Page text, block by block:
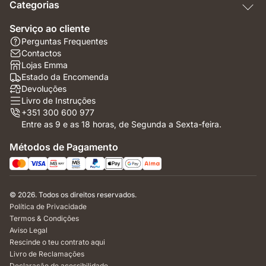
Categorias
Serviço ao cliente
Perguntas Frequentes
Contactos
Lojas Emma
Estado da Encomenda
Devoluções
Livro de Instruções
+351 300 600 977
Entre as 9 e as 18 horas, de Segunda a Sexta-feira.
Métodos de Pagamento
© 2026. Todos os direitos reservados.
Política de Privacidade
Termos & Condições
Aviso Legal
Rescinde o teu contrato aqui
Livro de Reclamações